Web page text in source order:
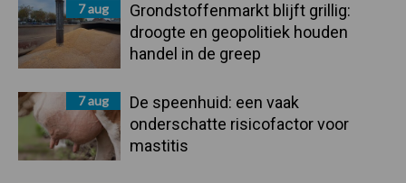
7 aug
Grondstoffenmarkt blijft grillig:
droogte en geopolitiek houden
handel in de greep
7 aug
De speenhuid: een vaak
onderschatte risicofactor voor
mastitis